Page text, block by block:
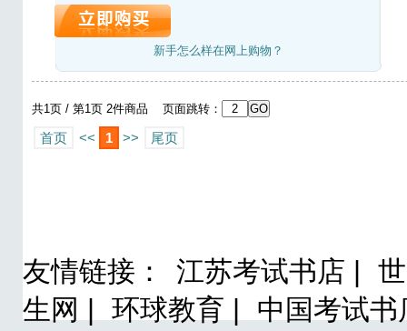
新手怎么样在网上购物？
共1页 / 第1页 2件商品 页面跳转：
首页 << 1 >> 尾页
友情链接： 江苏考试书店 |
生网 |
环球教育 |
中国考试